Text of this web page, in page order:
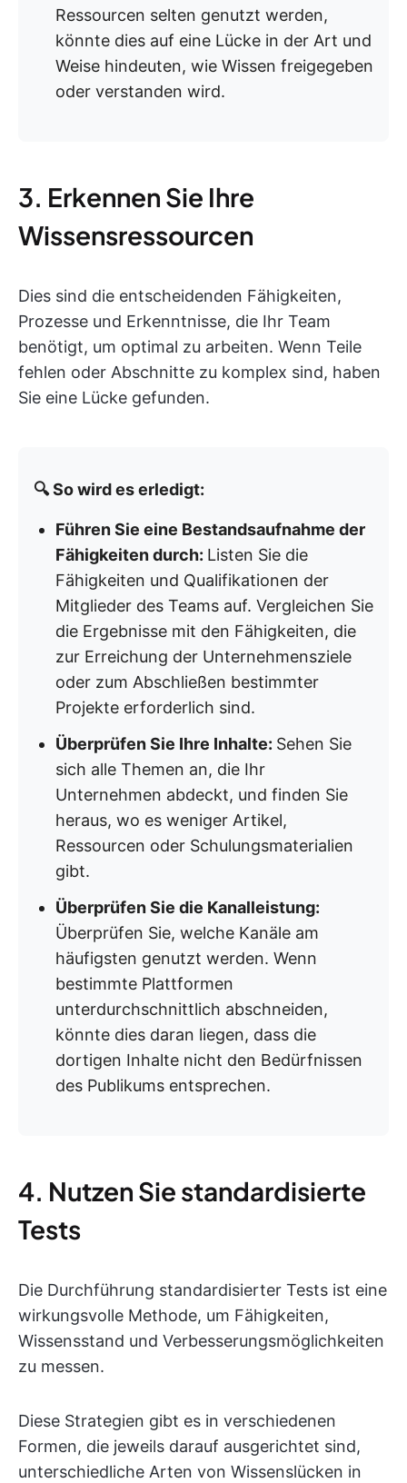
Ressourcen selten genutzt werden,
könnte dies auf eine Lücke in der Art und
Weise hindeuten, wie Wissen freigegeben
oder verstanden wird.
3. Erkennen Sie Ihre
Wissensressourcen
Dies sind die entscheidenden Fähigkeiten,
Prozesse und Erkenntnisse, die Ihr Team
benötigt, um optimal zu arbeiten. Wenn Teile
fehlen oder Abschnitte zu komplex sind, haben
Sie eine Lücke gefunden.
🔍 So wird es erledigt:
Führen Sie eine Bestandsaufnahme der
Fähigkeiten durch: Listen Sie die
Fähigkeiten und Qualifikationen der
Mitglieder des Teams auf. Vergleichen Sie
die Ergebnisse mit den Fähigkeiten, die
zur Erreichung der Unternehmensziele
oder zum Abschließen bestimmter
Projekte erforderlich sind.
Überprüfen Sie Ihre Inhalte: Sehen Sie
sich alle Themen an, die Ihr
Unternehmen abdeckt, und finden Sie
heraus, wo es weniger Artikel,
Ressourcen oder Schulungsmaterialien
gibt.
Überprüfen Sie die Kanalleistung:
Überprüfen Sie, welche Kanäle am
häufigsten genutzt werden. Wenn
bestimmte Plattformen
unterdurchschnittlich abschneiden,
könnte dies daran liegen, dass die
dortigen Inhalte nicht den Bedürfnissen
des Publikums entsprechen.
4. Nutzen Sie standardisierte
Tests
Die Durchführung standardisierter Tests ist eine
wirkungsvolle Methode, um Fähigkeiten,
Wissensstand und Verbesserungsmöglichkeiten
zu messen.
Diese Strategien gibt es in verschiedenen
Formen, die jeweils darauf ausgerichtet sind,
unterschiedliche Arten von Wissenslücken in